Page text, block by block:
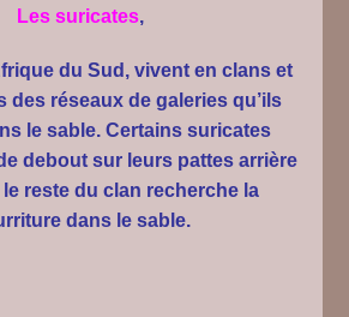
Les suricates,
du Sud, vivent en clans et
des réseaux de galeries qu’ils
le sable. Certains suricates
debout sur leurs pattes arrière
reste du clan recherche la
dans le sable.